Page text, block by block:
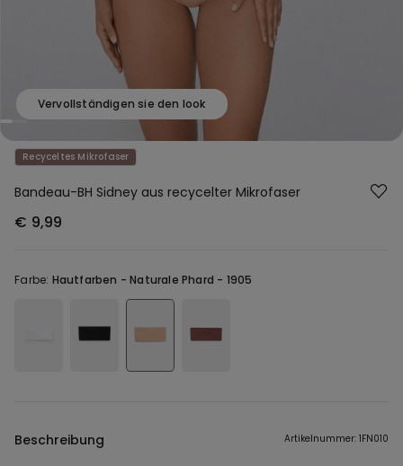
Vervollständigen sie den look
Recyceltes Mikrofaser
Bandeau-BH Sidney aus recycelter Mikrofaser
€ 9,99
Farbe: Hautfarben -Naturale Phard - 1905
Beschreibung Artikelnummer: 1FN010